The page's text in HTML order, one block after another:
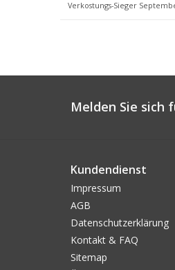
Verkostungs-Sieger
Melden Sie sich
Kundendienst
Impressum
AGB
Datenschutzerklärung
Kontakt & FAQ
Sitemap